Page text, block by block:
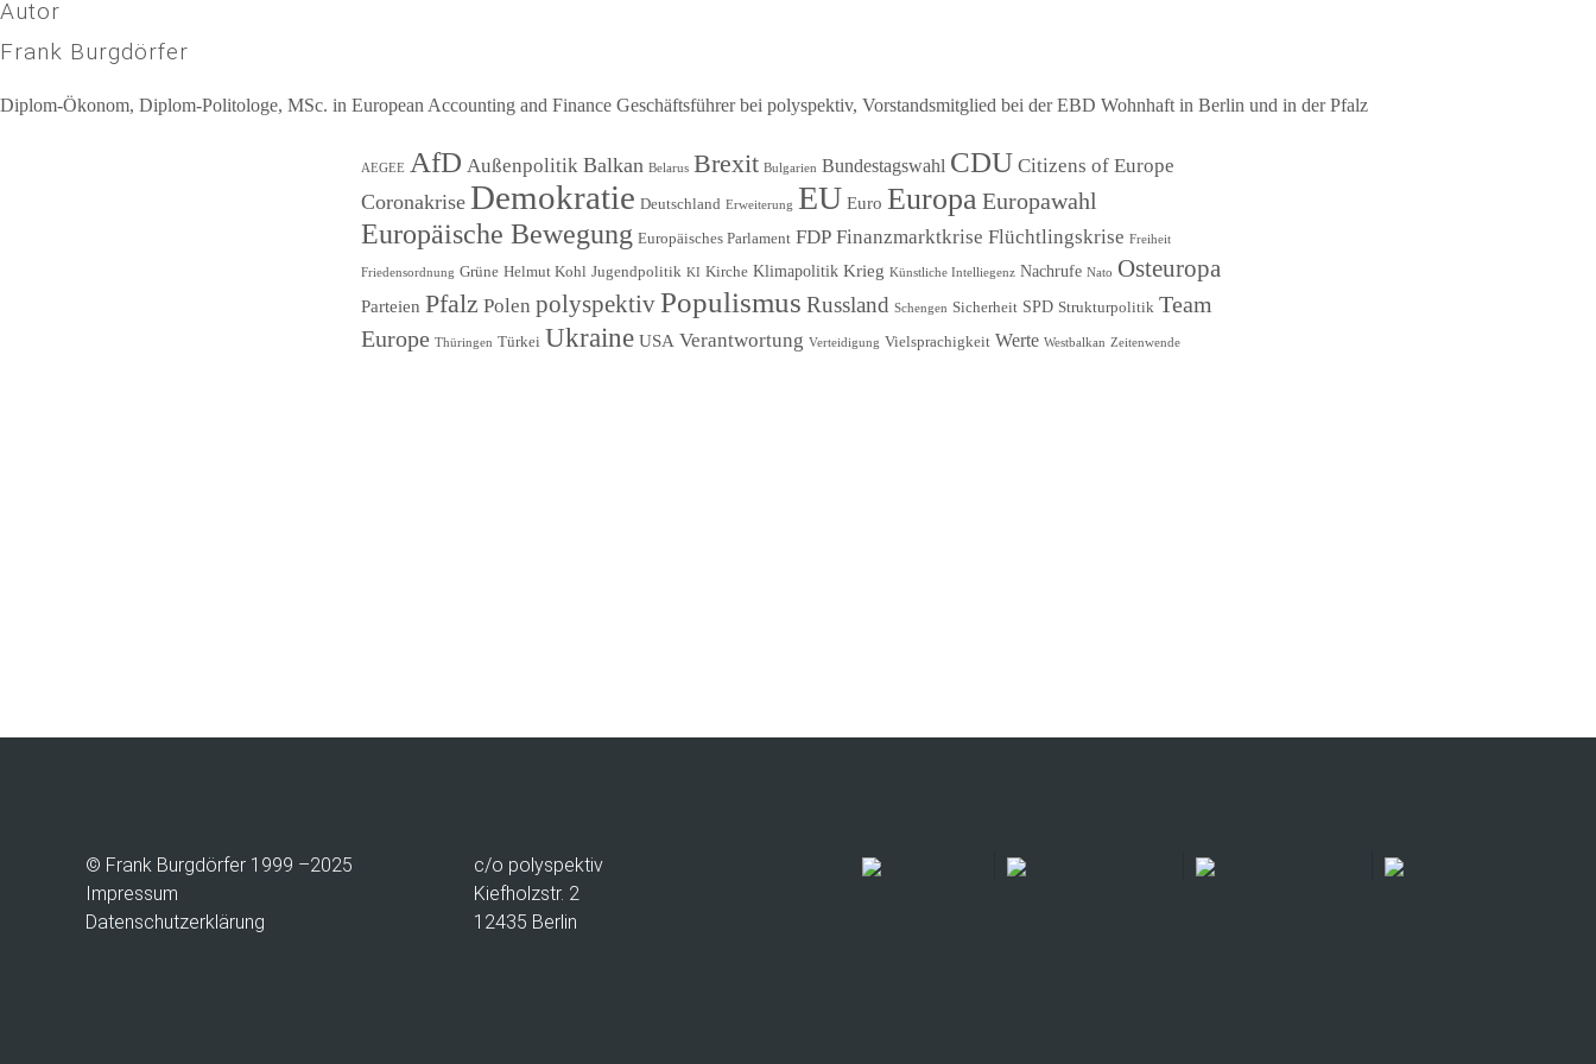
Autor
Frank Burgdörfer
Diplom-Ökonom, Diplom-Politologe, MSc. in European Accounting and Finance Geschäftsführer bei polyspektiv, Vorstandsmitglied bei der EBD Wohnhaft in Berlin und in der Pfalz
AEGEE AfD Außenpolitik Balkan Belarus Brexit Bulgarien Bundestagswahl CDU Citizens of Europe
Coronakrise Demokratie Deutschland Erweiterung EU Euro Europa Europawahl
Europäische Bewegung Europäisches Parlament FDP Finanzmarktkrise Flüchtlingskrise Freiheit
Friedensordnung Grüne Helmut Kohl Jugendpolitik KI Kirche Klimapolitik Krieg Künstliche Intelliegenz Nachrufe Nato Osteuropa
Parteien Pfalz Polen polyspektivPopulismus Russland Schengen Sicherheit SPD Strukturpolitik Team
Europe Thüringen Türkei Ukraine USA Verantwortung Verteidigung Vielsprachigkeit Werte Westbalkan Zeitenwende
© Frank Burgdörfer 1999 –2025
Impressum
Datenschutzerklärung
c/o polyspektiv
Kiefholzstr. 2
12435 Berlin